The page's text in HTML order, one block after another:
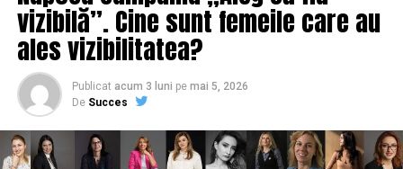
vizibilă”. Cine sunt femeile care au
ales vizibilitatea?
Publicat acum 3 luni pe mai 5, 2026
De Succes